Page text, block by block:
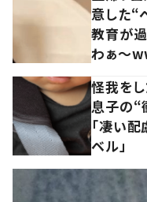
意した“
教育が
わぁ～
怪我を
息子の
「凄い配
ベル」